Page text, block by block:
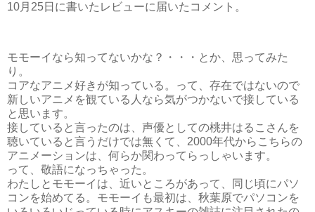
10月25日に書いたレビューに届いたコメント。
モモーイなら知ってないかな？・・・とか、思ってみた
り。
コアなアニメ好きが知っている。って、存在ではないので
新しいアニメを観ている人なら気がつかないで接している
と思います。
接していると言ったのは、声優としての桃井はるこさんを
聴いていると言うだけでは無くて、2000年代からこちらの
アニメーションは、何らか関わってらっしゃいます。
って、敬語になっちゃった。
わたしとモモーイは、近いところがあって、同じ頃にパソ
コンを始めてる。モモーイも最初は、秋葉原でパソコンを